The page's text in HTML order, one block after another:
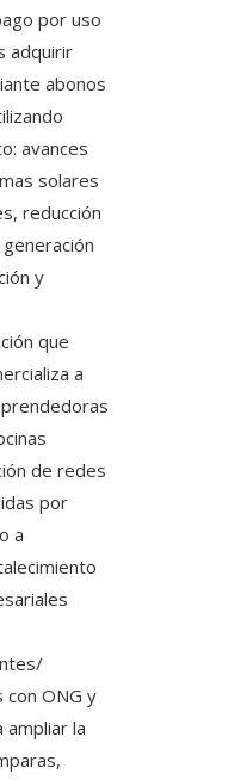
por uso
adquirir
abonos
avances
solares
reducción
y
que
a
de redes
por
a
con ONG y
ampliar la